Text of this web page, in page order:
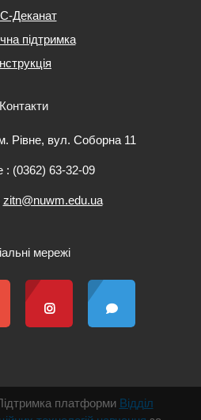
Деканат
підтримка
Контакти
Рівне, вул. Соборна 11
: (0362) 63-32-09
zitn@nuwm.edu.ua
мережі
платформи Відділ